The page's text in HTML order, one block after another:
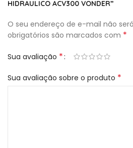
HIDRAULICO ACV300 VONDER”
O seu endereço de e-mail não
obrigatórios são marcados com *
Sua avaliação *
Sua avaliação sobre o produto *